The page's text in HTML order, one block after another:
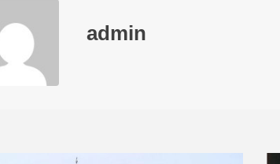
admin